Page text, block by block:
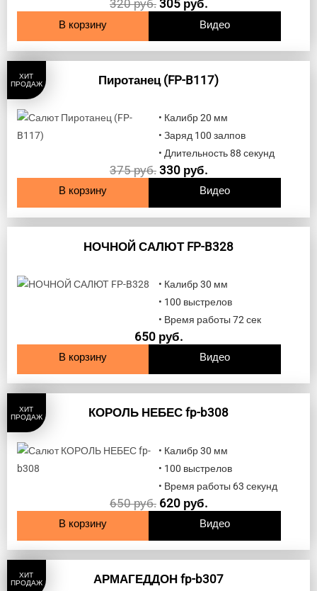
320руб. 305 руб.
В корзину Видео
ХИТ
ПРОДАЖ
Пиротанец (FP-B117)
• Калибр 20 мм
• Заряд 100 залпов
• Длительность 88 секунд
375руб. 330 руб.
В корзину Видео
НОЧНОЙ САЛЮТ FP-B328
• Калибр 30 мм
• 100 выстрелов
• Время работы 72 сек
650 руб.
В корзину Видео
ХИТ
ПРОДАЖ
КОРОЛЬ НЕБЕС fp-b308
• Калибр 30 мм
• 100 выстрелов
• Время работы 63 секунд
650руб. 620 руб.
В корзину Видео
ХИТ
ПРОДАЖ
АРМАГЕДДОН fp-b307